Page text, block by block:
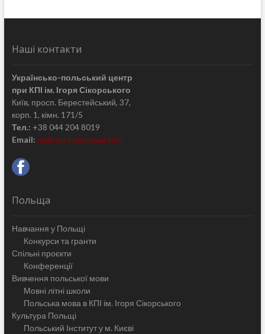
Наші контакти
Українсько-польський центр
при КПІ ім. Ігоря Сікорського
Київ, просп. Берестейський, 37,
корп. 1, кімн. 171/5
Тел.: +38 044 204 8019
Email: mail.upc.kpi@gmail.com
Польща
Навчання у Польщі
Конкурси та гранти
Спільні проєкти
Конференції
Вивчення польської мови
Мовні літні школи
Польська мова в КПІ ім. Ігоря Сікорського
Культура Польщі
Польський Інститут у м. Києві